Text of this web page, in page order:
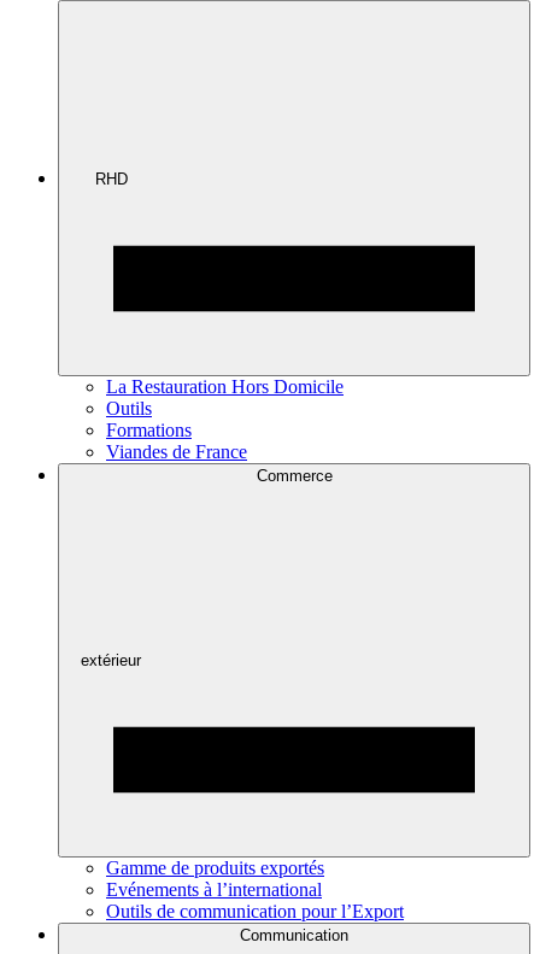
RHD
La Restauration Hors Domicile
Outils
Formations
Viandes de France
Commerce
extérieur
Gamme de produits exportés
Evénements à l’international
Outils de communication pour l’Export
Communication